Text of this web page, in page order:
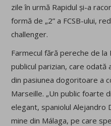
zile în urmă Rapidul și-a
formă de „2” a FCSB-ului,
challenger.
Farmecul fără pereche de
publicul parizian, care
din pasiunea dogoritoare a
Marseille. „Un public foarte
elegant, spaniolul Alejandro
mine din Málaga, pe care